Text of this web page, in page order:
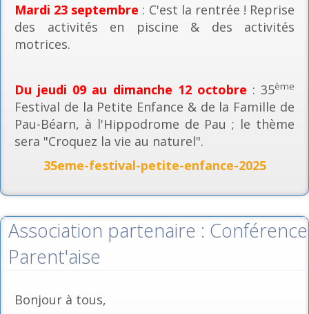
Mardi 23 septembre : C'est la rentrée ! Reprise
des activités en piscine & des activités
motrices.
Du jeudi 09 au dimanche 12 octobre : 35ème
Festival de la Petite Enfance & de la Famille de
Pau-Béarn, à l'Hippodrome de Pau ; le thème
sera "Croquez la vie au naturel".
35eme-festival-petite-enfance-2025
Association partenaire : Conférence
Parent'aise
Bonjour à tous,